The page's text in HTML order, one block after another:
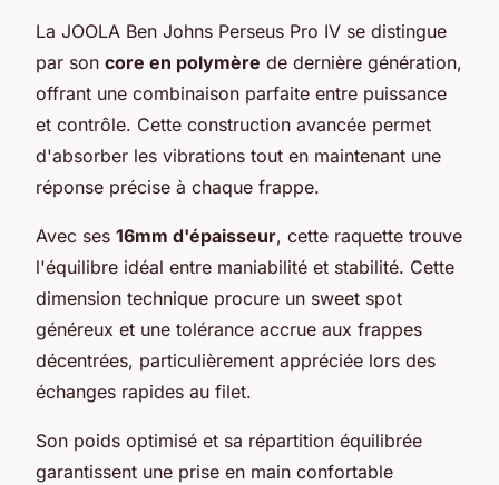
La JOOLA Ben Johns Perseus Pro IV se distingue
par son core en polymère de dernière génération,
offrant une combinaison parfaite entre puissance
et contrôle. Cette construction avancée permet
d'absorber les vibrations tout en maintenant une
réponse précise à chaque frappe.
Avec ses 16mm d'épaisseur, cette raquette trouve
l'équilibre idéal entre maniabilité et stabilité. Cette
dimension technique procure un sweet spot
généreux et une tolérance accrue aux frappes
décentrées, particulièrement appréciée lors des
échanges rapides au filet.
Son poids optimisé et sa répartition équilibrée
garantissent une prise en main confortable